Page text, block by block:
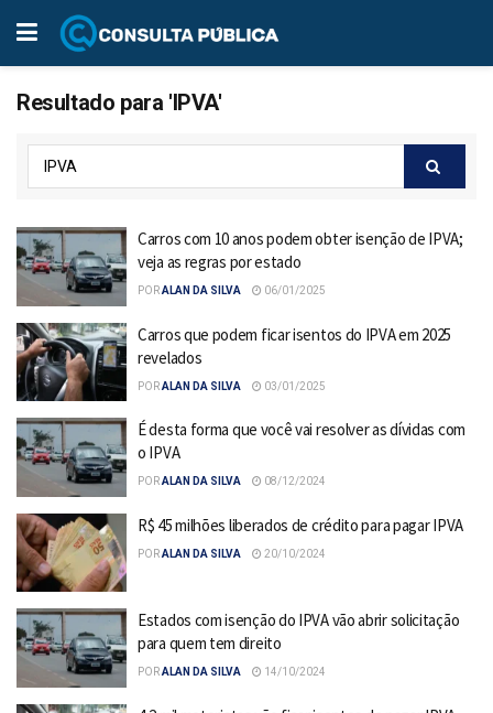
Resultado para 'IPVA'
Carros com 10 anos podem obter isenção de IPVA;
veja as regras por estado
PORALAN DA SILVA 06/01/2025
Carros que podem ficar isentos do IPVA em 2025
revelados
PORALAN DA SILVA 03/01/2025
É desta forma que você vai resolver as dívidas com
o IPVA
PORALAN DA SILVA 08/12/2024
R$ 45 milhões liberados de crédito para pagar IPVA
PORALAN DA SILVA 20/10/2024
Estados com isenção do IPVA vão abrir solicitação
para quem tem direito
PORALAN DA SILVA 14/10/2024